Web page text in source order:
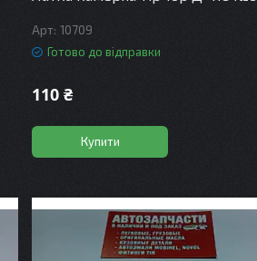
10709
Готово до відправки
110 ₴
Купити